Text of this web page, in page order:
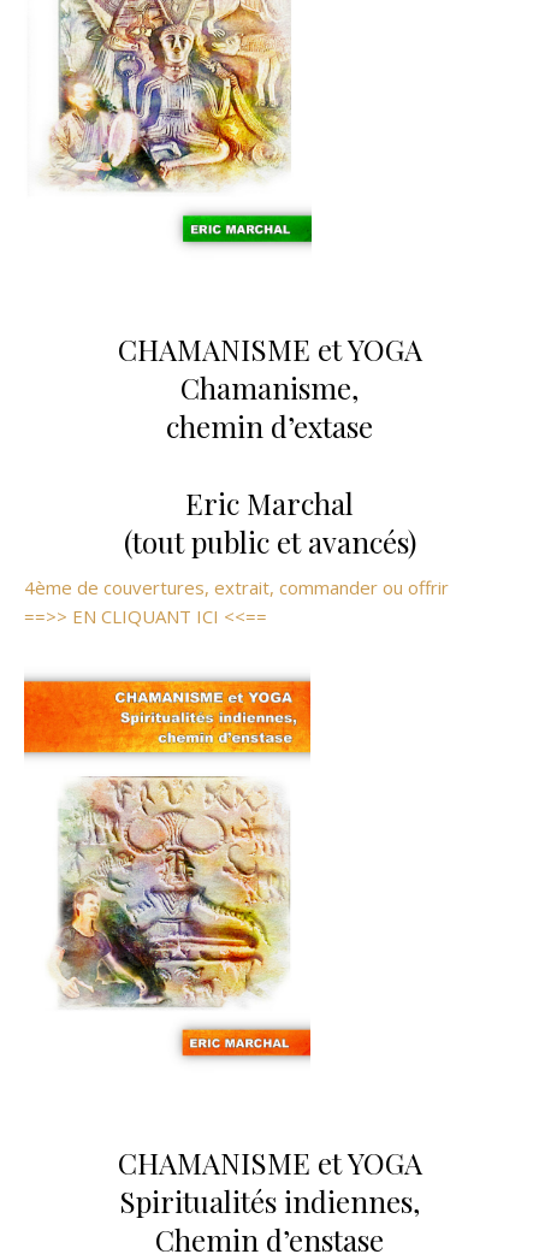
CHAMANISME et YOGA
Chamanisme,
chemin d’extase
Eric Marchal
(tout public et avancés)
4ème de couvertures, extrait, commander ou offrir
==>> EN CLIQUANT ICI <<==
CHAMANISME et YOGA
Spiritualités indiennes,
Chemin d’enstase